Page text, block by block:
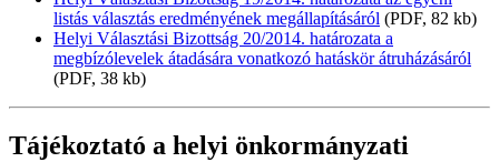
listás választás eredményének megállapításáról (PDF, 82 kb)
Helyi Választási Bizottság 20/2014. határozata a
megbízólevelek átadására vonatkozó hatáskör átruházásáról
(PDF, 38 kb)
Tájékoztató a helyi önkormányzati